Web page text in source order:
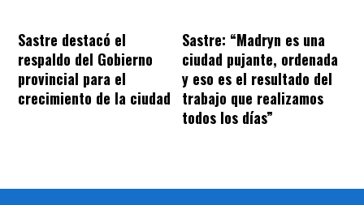
Sastre destacó el
respaldo del Gobierno
provincial para el
crecimiento de la ciudad
Sastre: “Madryn es una
ciudad pujante, ordenada
y eso es el resultado del
trabajo que realizamos
todos los días”